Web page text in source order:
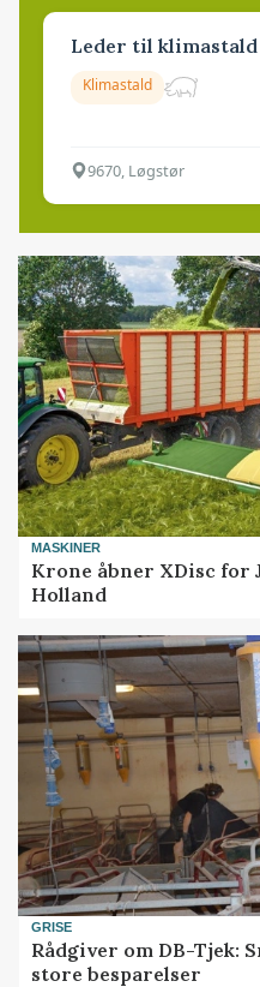
Leder til klimastald
Klimastald
9670, Løgstør
MASKINER
Krone åbner XDisc for
Holland
GRISE
Rådgiver om DB-Tjek:
store besparelser